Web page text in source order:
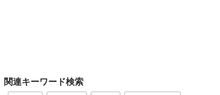
関連キーワード検索